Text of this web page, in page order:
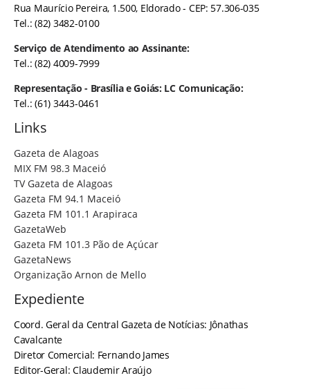
Rua Maurício Pereira, 1.500, Eldorado - CEP: 57.306-035
Tel.: (82) 3482-0100
Serviço de Atendimento ao Assinante:
Tel.: (82) 4009-7999
Representação - Brasília e Goiás: LC Comunicação:
Tel.: (61) 3443-0461
Links
Gazeta de Alagoas
MIX FM 98.3 Maceió
TV Gazeta de Alagoas
Gazeta FM 94.1 Maceió
Gazeta FM 101.1 Arapiraca
GazetaWeb
Gazeta FM 101.3 Pão de Açúcar
GazetaNews
Organização Arnon de Mello
Expediente
Coord. Geral da Central Gazeta de Notícias: Jônathas
Cavalcante
Diretor Comercial: Fernando James
Editor-Geral: Claudemir Araújo